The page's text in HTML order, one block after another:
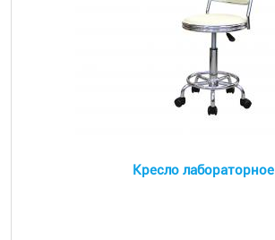
Кресло лабораторное